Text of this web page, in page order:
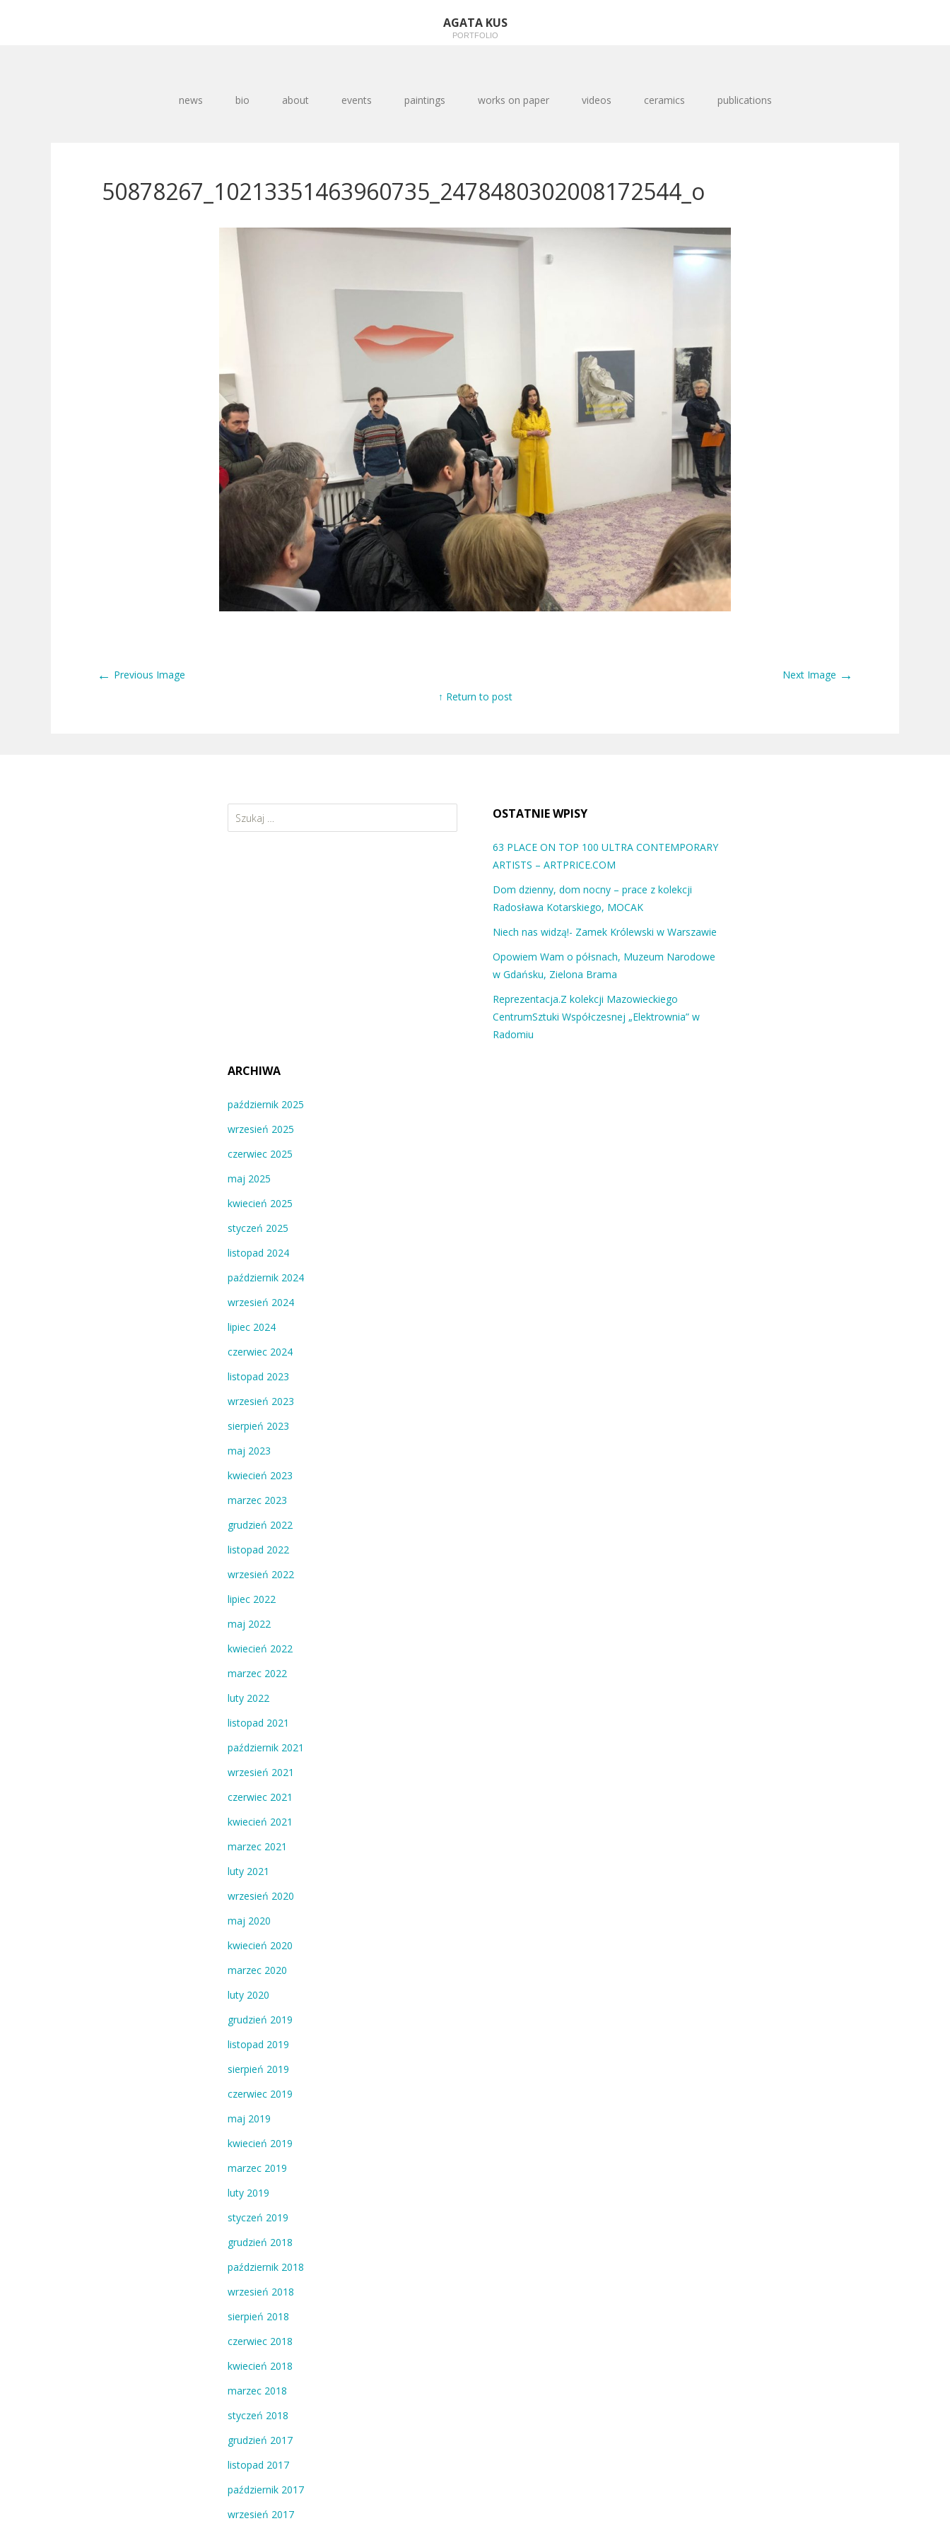
AGATA KUS
PORTFOLIO
news bio about events paintings works on paper videos ceramics publications
50878267_10213351463960735_2478480302008172544_o
← Previous Image Next Image →
↑ Return to post
Szukaj: OSTATNIE WPISY
63 PLACE ON TOP 100 ULTRA CONTEMPORARY
ARTISTS – ARTPRICE.COM
Dom dzienny, dom nocny – prace z kolekcji
Radosława Kotarskiego, MOCAK
Niech nas widzą!- Zamek Królewski w Warszawie
Opowiem Wam o półsnach, Muzeum Narodowe
w Gdańsku, Zielona Brama
Reprezentacja.Z kolekcji Mazowieckiego
CentrumSztuki Współczesnej „Elektrownia” w
Radomiu
ARCHIWA
październik 2025
wrzesień 2025
czerwiec 2025
maj 2025
kwiecień 2025
styczeń 2025
listopad 2024
październik 2024
wrzesień 2024
lipiec 2024
czerwiec 2024
listopad 2023
wrzesień 2023
sierpień 2023
maj 2023
kwiecień 2023
marzec 2023
grudzień 2022
listopad 2022
wrzesień 2022
lipiec 2022
maj 2022
kwiecień 2022
marzec 2022
luty 2022
listopad 2021
październik 2021
wrzesień 2021
czerwiec 2021
kwiecień 2021
marzec 2021
luty 2021
wrzesień 2020
maj 2020
kwiecień 2020
marzec 2020
luty 2020
grudzień 2019
listopad 2019
sierpień 2019
czerwiec 2019
maj 2019
kwiecień 2019
marzec 2019
luty 2019
styczeń 2019
grudzień 2018
październik 2018
wrzesień 2018
sierpień 2018
czerwiec 2018
kwiecień 2018
marzec 2018
styczeń 2018
grudzień 2017
listopad 2017
październik 2017
wrzesień 2017